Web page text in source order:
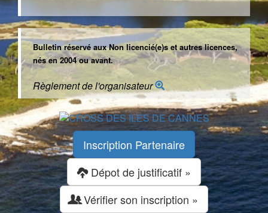
Bulletin réservé aux Non licencié(e)s et autres licences,
nés en 2004 ou avant.
Règlement de l'organisateur
Inscription Partenaire
Dépot de justificatif »
Vérifier son inscription »